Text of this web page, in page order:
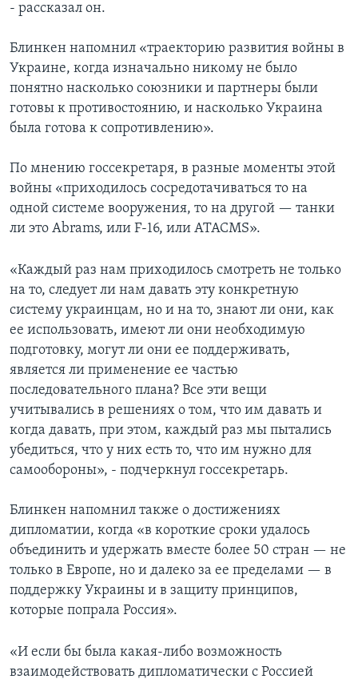
- рассказал он.
Блинкен напомнил «траекторию развития войны в
Украине, когда изначально никому не было
понятно насколько союзники и партнеры были
готовы к противостоянию, и насколько Украина
была готова к сопротивлению».
По мнению госсекретаря, в разные моменты этой
войны «приходилось сосредотачиваться то на
одной системе вооружения, то на другой — танки
ли это Abrams, или F-16, или ATACMS».
«Каждый раз нам приходилось смотреть не только
на то, следует ли нам давать эту конкретную
систему украинцам, но и на то, знают ли они, как
ее использовать, имеют ли они необходимую
подготовку, могут ли они ее поддерживать,
является ли применение ее частью
последовательного плана? Все эти вещи
учитывались в решениях о том, что им давать и
когда давать, при этом, каждый раз мы пытались
убедиться, что у них есть то, что им нужно для
самообороны», - подчеркнул госсекретарь.
Блинкен напомнил также о достижениях
дипломатии, когда «в короткие сроки удалось
объединить и удержать вместе более 50 стран — не
только в Европе, но и далеко за ее пределами — в
поддержку Украины и в защиту принципов,
которые попрала Россия».
«И если бы была какая-либо возможность
взаимодействовать дипломатически с Россией